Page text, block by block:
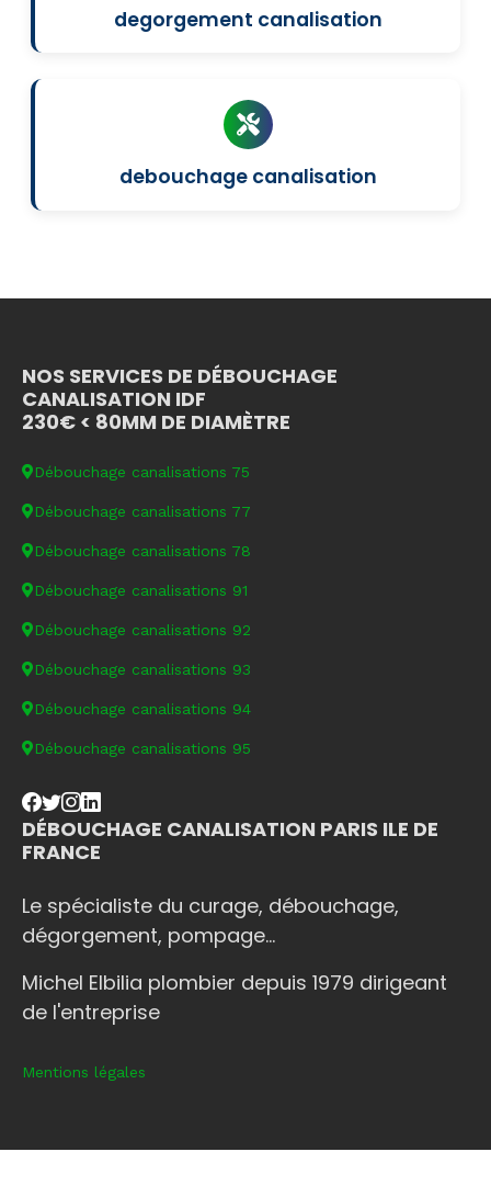
degorgement canalisation
debouchage canalisation
NOS SERVICES DE DÉBOUCHAGE
CANALISATION IDF
230€ < 80MM DE DIAMÈTRE
Débouchage canalisations 75
Débouchage canalisations 77
Débouchage canalisations 78
Débouchage canalisations 91
Débouchage canalisations 92
Débouchage canalisations 93
Débouchage canalisations 94
Débouchage canalisations 95
DÉBOUCHAGE CANALISATION PARIS ILE DE
FRANCE
Le spécialiste du curage, débouchage,
dégorgement, pompage...
Michel Elbilia plombier depuis 1979 dirigeant
de l'entreprise
Mentions légales